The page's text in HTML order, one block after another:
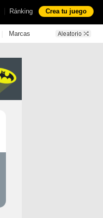
| Ránking Crea tu juego
| Marcas